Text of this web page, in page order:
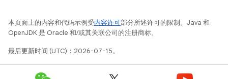
本页面上的内容和代码示例受内容许可部分所述许可的限制。Java 和
OpenJDK 是 Oracle 和/或其关联公司的注册商标。
最后更新时间 (UTC)：2026-07-15。